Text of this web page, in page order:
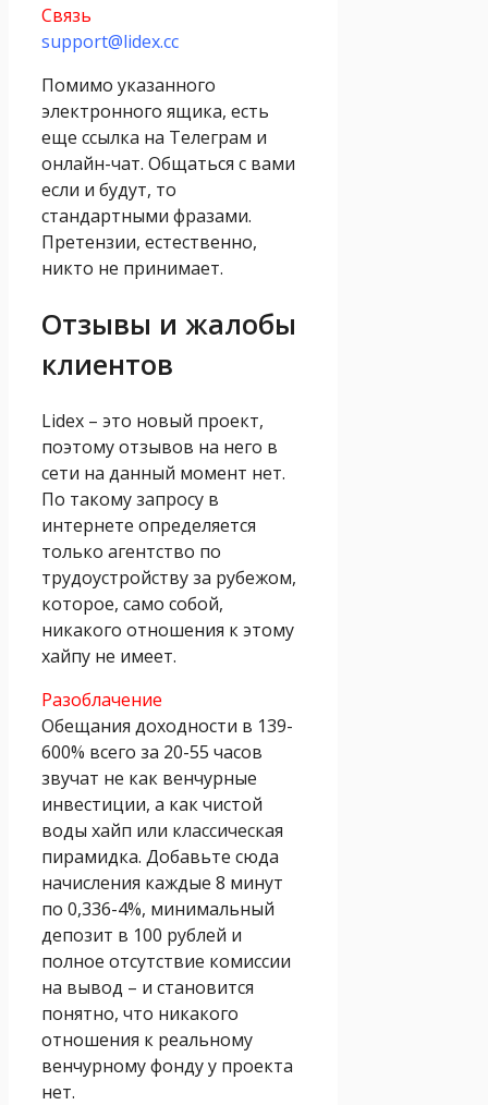
Связь
support@lidex.cc
Помимо указанного
электронного ящика, есть
еще ссылка на Телеграм и
онлайн-чат. Общаться с вами
если и будут, то
стандартными фразами.
Претензии, естественно,
никто не принимает.
Отзывы и жалобы
клиентов
Lidex – это новый проект,
поэтому отзывов на него в
сети на данный момент нет.
По такому запросу в
интернете определяется
только агентство по
трудоустройству за рубежом,
которое, само собой,
никакого отношения к этому
хайпу не имеет.
Разоблачение
Обещания доходности в 139-
600% всего за 20-55 часов
звучат не как венчурные
инвестиции, а как чистой
воды хайп или классическая
пирамидка. Добавьте сюда
начисления каждые 8 минут
по 0,336-4%, минимальный
депозит в 100 рублей и
полное отсутствие комиссии
на вывод – и становится
понятно, что никакого
отношения к реальному
венчурному фонду у проекта
нет.